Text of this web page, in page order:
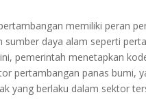
memiliki peran
daya alam seperti
pemerintah menetapkan
pertambangan panas bumi,
yang berlaku dalam sektor